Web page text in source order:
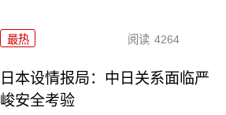
最热 阅读 4264
日本设情报局：中日关系面临严
峻安全考验